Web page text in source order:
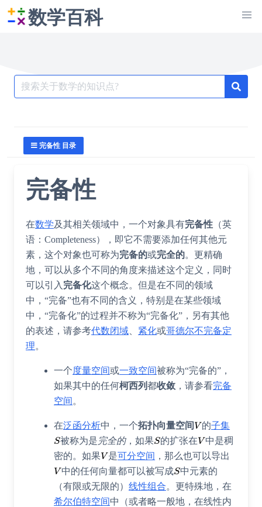
数学百科
Search
for:
完备性 目录
完备性
在数学及其相关领域中，一个对象具有完备性 （英
语： Completeness），即它不需要添加任何其他元
素，这个对象也可称为完备的或完全的。更精确
地，可以从多个不同的角度来描述这个定义，同时
可以引入 完备化这个概念。但是在不同的领域
中，“完备”也有不同的含义，特别是在某些领域
中，“完备化”的过程并不称为“完备化”，另有其他
的表述，请参考代数闭域 紧化或哥德尔不完备定
理。
一个度量空间或一致空间被称为“完备的”，
如果其中的任何柯西列都收敛 ，请参看完备
空间 。
在泛函分析中，一个拓扑向量空间 的子集
被称为是完全的，如果 的扩张在
中是稠
密的。如果
是可分空间 ，那么也可以导出
中的任何向量都可以被写成
中元素的
（有限或无限的） 线性组合。更特殊地，在
希尔伯特空间中（或者略一般地，在线性内